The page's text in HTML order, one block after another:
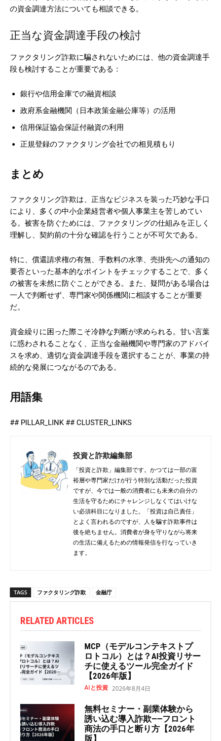
の資金調達方法についても相談できる。
正当な資金調達手段の検討
ファクタリング詐欺に騙されないためには、他の資金調達手
段も検討することが重要である：
銀行や信用金庫での融資相談
政府系金融機関（日本政策金融公庫等）の活用
信用保証協会保証付融資の利用
正規登録のファクタリング会社での相見積もり
まとめ
ファクタリング詐欺は、正当なビジネスを装った巧妙な手口
により、多くの中小企業経営者や個人事業主を苦しめてい
る。被害を防ぐためには、ファクタリングの仕組みを正しく
理解し、契約前の十分な確認を行うことが不可欠である。
特に、償還請求権の有無、手数料の水準、売掛先への通知の
要否といった基本的なポイントをチェックすることで、多く
の被害を未然に防ぐことができる。また、疑問がある場合は
一人で判断せず、専門家や関係機関に相談することが重要
だ。
資金繰りに困った際こそ冷静な判断が求められる。甘い言葉
に惑わされることなく、正当な金融機関や専門家のアドバイ
スを求め、適切な資金調達手段を選択することが、事業の持
続的な発展につながるのである。
用語集
## PILLAR_LINK ## CLUSTER_LINKS
投資と詐欺編集部
「投資と詐欺」編集部です。かつては一部の富
裕層や専門家だけが行う特別な活動だった投資
ですが、今では一般の消費者にも未来の自分の
生活を守るためにチャレンジしなくてはいけな
い必須科目になりました。「投資は自己責任」
とよく言われるのですが、人を騙す詐欺事件は
後を絶ちません。消費者が身を守りながら将来
の生活に備えるための情報発信を行なっていき
ます。
TAGS ファクタリング詐欺 金融庁
RELATED ARTICLES
MCP（モデルコンテキストプ
ロトコル）とは？AI投資リサー
チに使えるツール完全ガイド
【2026年版】
AIと投資 2026年8月4日
無料セミナー・副業体験から
誘い込む導入詐欺——フロント
商法の手口と断り方【2026年
版】